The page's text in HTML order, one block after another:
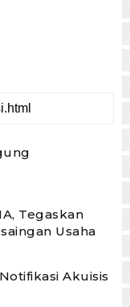
Tegaskan
Usaha
Akuisis